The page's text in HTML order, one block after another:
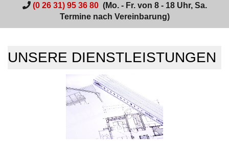
(0 26 31) 95 36 80(Mo. - Fr. von 8 - 18 Uhr, Sa.
Termine nach Vereinbarung)
UNSERE DIENSTLEISTUNGEN